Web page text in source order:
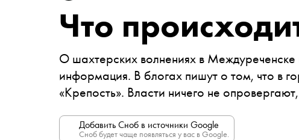
Что
О шахтерских волнениях в Междуреченске
информация. В блогах пишут о том, что в
«Крепость». Власти ничего не
Добавить Сноб в источники Google
Сноб будет чаще появляться у вас в Google.